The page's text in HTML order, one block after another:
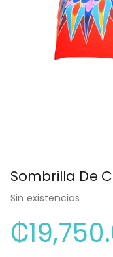
Sombrilla De
Sin existencias
₡